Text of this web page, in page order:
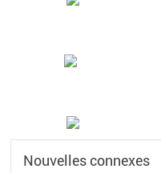
Nouvelles connexes